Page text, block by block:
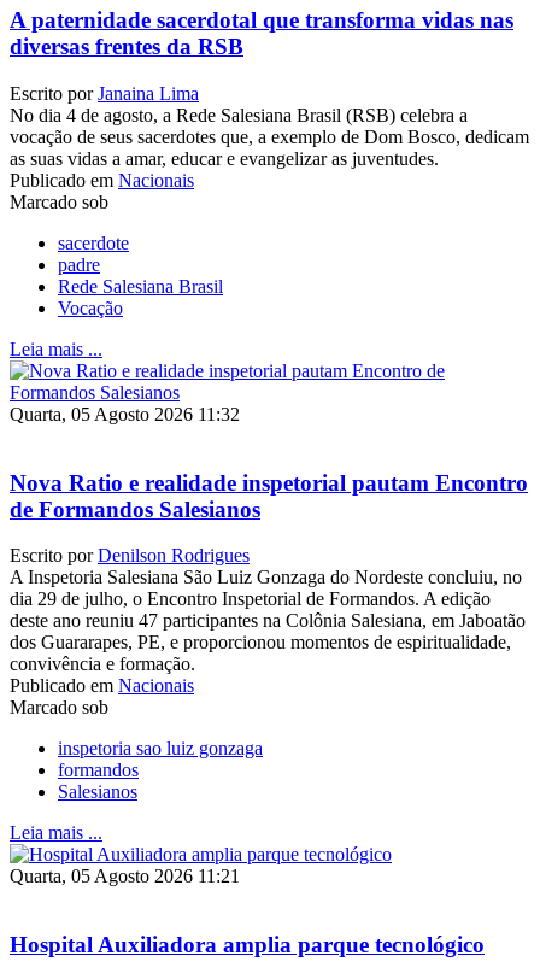
A paternidade sacerdotal que transforma vidas nas
diversas frentes da RSB
Escrito porJanaina Lima
No dia 4 de agosto, a Rede Salesiana Brasil (RSB) celebra a
vocação de seus sacerdotes que, a exemplo de Dom Bosco, dedicam
as suas vidas a amar, educar e evangelizar as juventudes.
Publicado em Nacionais
Marcado sob
sacerdote
padre
Rede Salesiana Brasil
Vocação
Leia mais ...
Quarta, 05 Agosto 2026 11:32
Nova Ratio e realidade inspetorial pautam Encontro
de Formandos Salesianos
Escrito porDenilson Rodrigues
A Inspetoria Salesiana São Luiz Gonzaga do Nordeste concluiu, no
dia 29 de julho, o Encontro Inspetorial de Formandos. A edição
deste ano reuniu 47 participantes na Colônia Salesiana, em Jaboatão
dos Guararapes, PE, e proporcionou momentos de espiritualidade,
convivência e formação.
Publicado em Nacionais
Marcado sob
inspetoria sao luiz gonzaga
formandos
Salesianos
Leia mais ...
Quarta, 05 Agosto 2026 11:21
Hospital Auxiliadora amplia parque tecnológico